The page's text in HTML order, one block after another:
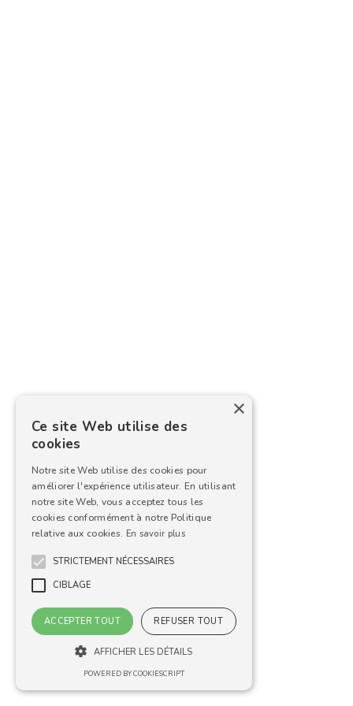
×
Ce site Web utilise des
cookies
Notre site Web utilise des cookies pour
améliorer l'expérience utilisateur. En utilisant
notre site Web, vous acceptez tous les
cookies conformément à notre Politique
relative aux cookies. En savoir plus
STRICTEMENT NÉCESSAIRES
CIBLAGE
ACCEPTER TOUT REFUSER TOUT
AFFICHER LES DÉTAILS
POWERED BY COOKIESCRIPT